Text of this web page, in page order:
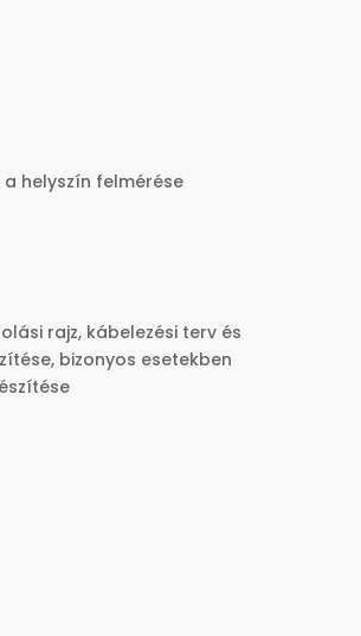
a helyszín felmérése
rajz, kábelezési terv és
bizonyos esetekben